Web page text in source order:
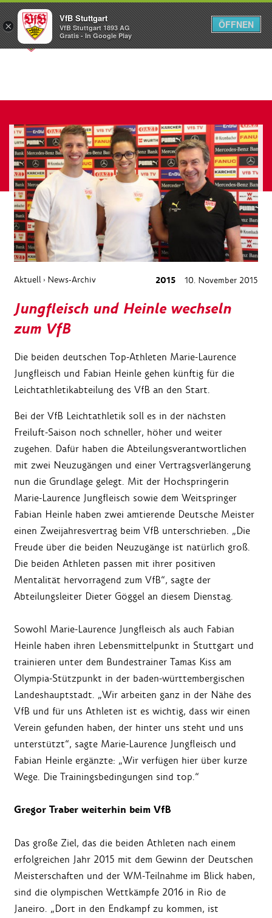
Menü
Aktuell › News-Archiv 2015 10. November 2015
Jungfleisch und Heinle wechseln
zum VfB
Die beiden deutschen Top-Athleten Marie-Laurence
Jungfleisch und Fabian Heinle gehen künftig für die
Leichtathletikabteilung des VfB an den Start.
Bei der VfB Leichtathletik soll es in der nächsten
Freiluft-Saison noch schneller, höher und weiter
zugehen. Dafür haben die Abteilungsverantwortlichen
mit zwei Neuzugängen und einer Vertragsverlängerung
nun die Grundlage gelegt. Mit der Hochspringerin
Marie-Laurence Jungfleisch sowie dem Weitspringer
Fabian Heinle haben zwei amtierende Deutsche Meister
einen Zweijahresvertrag beim VfB unterschrieben. „Die
Freude über die beiden Neuzugänge ist natürlich groß.
Die beiden Athleten passen mit ihrer positiven
Mentalität hervorragend zum VfB“, sagte der
Abteilungsleiter Dieter Göggel an diesem Dienstag.
Sowohl Marie-Laurence Jungfleisch als auch Fabian
Heinle haben ihren Lebensmittelpunkt in Stuttgart und
trainieren unter dem Bundestrainer Tamas Kiss am
Olympia-Stützpunkt in der baden-württembergischen
Landeshauptstadt. „Wir arbeiten ganz in der Nähe des
VfB und für uns Athleten ist es wichtig, dass wir einen
Verein gefunden haben, der hinter uns steht und uns
unterstützt“, sagte Marie-Laurence Jungfleisch und
Fabian Heinle ergänzte: „Wir verfügen hier über kurze
Wege. Die Trainingsbedingungen sind top.“
Gregor Traber weiterhin beim VfB
Das große Ziel, das die beiden Athleten nach einem
erfolgreichen Jahr 2015 mit dem Gewinn der Deutschen
Meisterschaften und der WM-Teilnahme im Blick haben,
sind die olympischen Wettkämpfe 2016 in Rio de
Janeiro. „Dort in den Endkampf zu kommen, ist
×
VfB Stuttgart
VfB Stuttgart 1893 AG
Gratis - In Google Play
ÖFFNEN